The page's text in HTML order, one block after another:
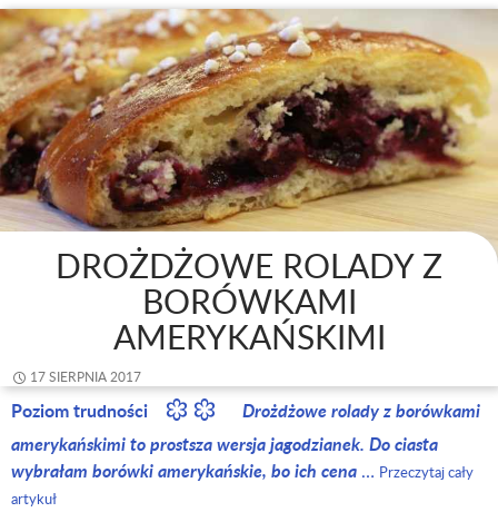
DROŻDŻOWE ROLADY Z
BORÓWKAMI
AMERYKAŃSKIMI
17 SIERPNIA 2017
Poziom trudności
Drożdżowe rolady z borówkami
amerykańskimi to prostsza wersja jagodzianek. Do ciasta
wybrałam borówki amerykańskie, bo ich cena … Przeczytaj cały
artykuł